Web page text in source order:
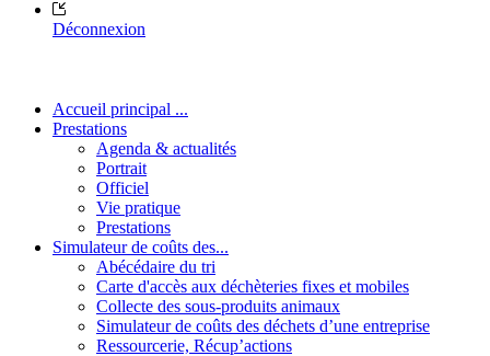
Déconnexion
Accueil principal ...
Prestations
Agenda & actualités
Portrait
Officiel
Vie pratique
Prestations
Simulateur de coûts des...
Abécédaire du tri
Carte d'accès aux déchèteries fixes et mobiles
Collecte des sous-produits animaux
Simulateur de coûts des déchets d’une entreprise
Ressourcerie, Récup’actions